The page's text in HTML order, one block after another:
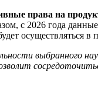
е права на
с 2026 года
осуществляться в
выбранного